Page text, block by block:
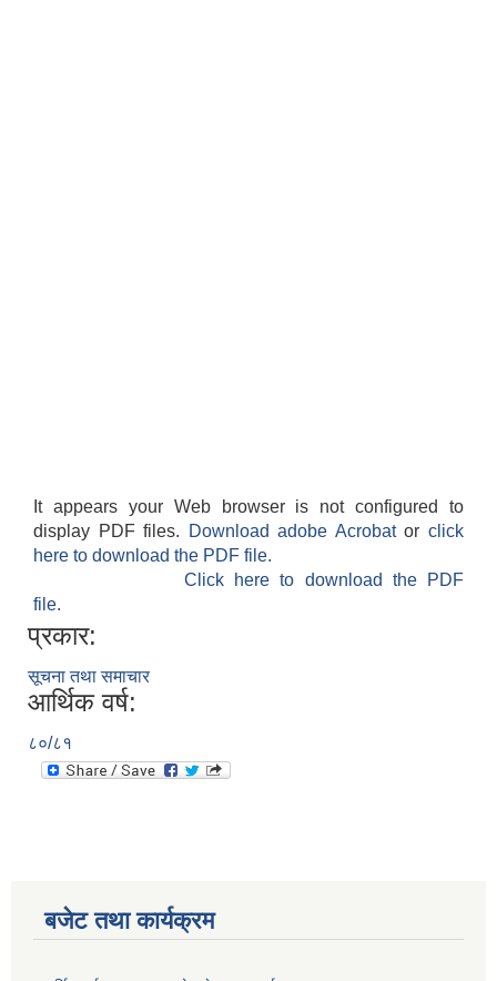
It appears your Web browser is not configured to
display PDF files.
Download adobe Acrobatorclick
here to download the PDF file.
Click here to download the PDF
file.
प्रकार:
सूचना तथा समाचार
आर्थिक वर्ष:
८०/८१
बजेट तथा कार्यक्रम